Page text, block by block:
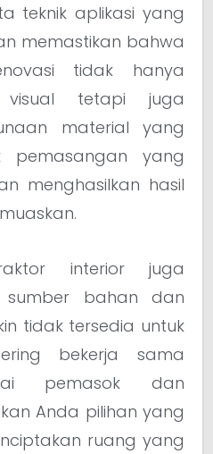
teknik aplikasi yang
memastikan bahwa
tidak hanya
visual tetapi juga
material yang
pemasangan yang
menghasilkan hasil
interior juga
sumber bahan dan
tidak tersedia untuk
bekerja sama
pemasok dan
Anda pilihan yang
ruang yang